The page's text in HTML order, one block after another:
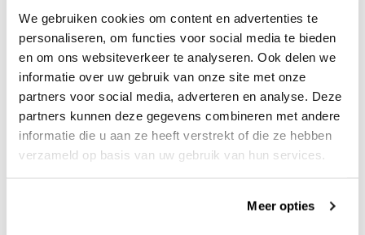
We gebruiken cookies om content en advertenties te
personaliseren, om functies voor social media te bieden
en om ons websiteverkeer te analyseren. Ook delen we
informatie over uw gebruik van onze site met onze
partners voor social media, adverteren en analyse. Deze
partners kunnen deze gegevens combineren met andere
informatie die u aan ze heeft verstrekt of die ze hebben
verzameld op basis van uw gebruik van hun services.
Meer opties
Hulp nodig?We helpen
info@bruut.nl Live chat Whatsapp
Over dit product
Verzenden & retourneren